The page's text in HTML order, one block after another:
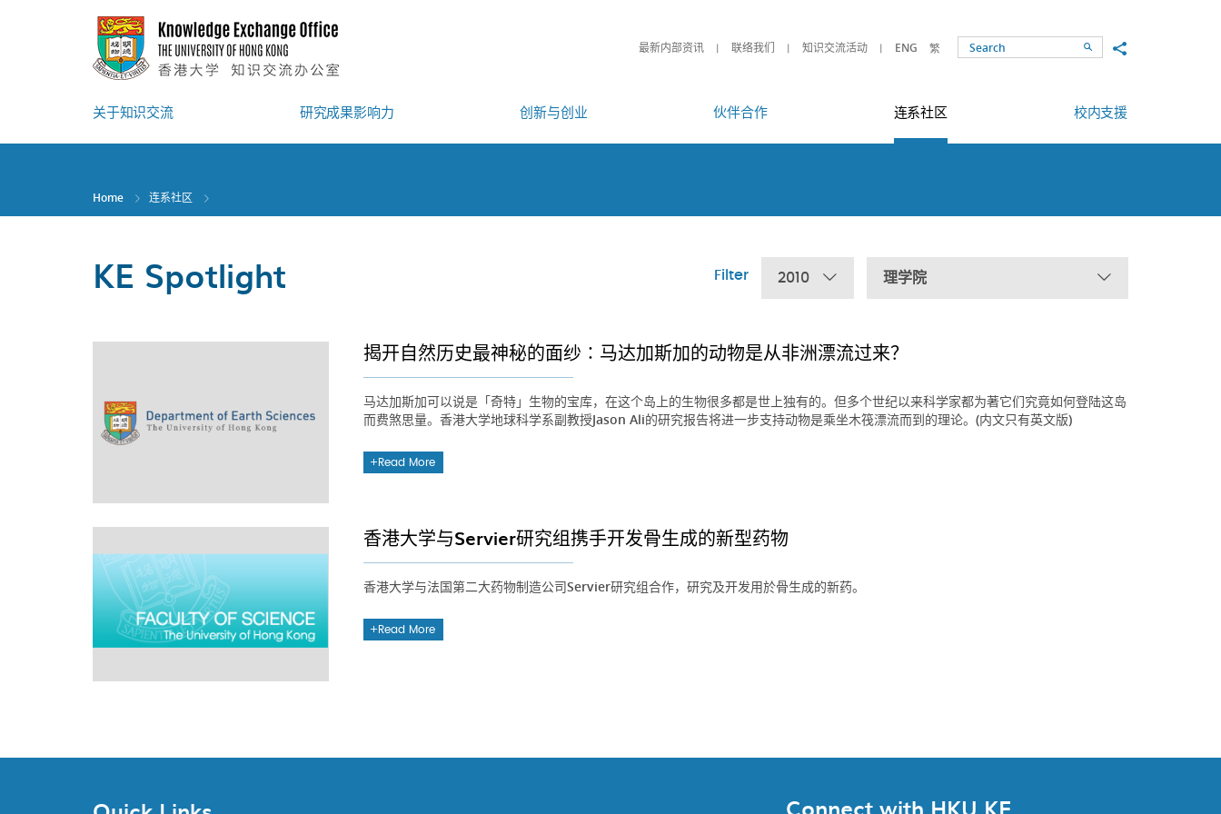
最新内部资讯 联络我们 知识交流活动 ENG 繁 SearchShare to
关于知识交流 研究成果影响力 创新与创业 伙伴合作 连系社区 校内支援
Home 连系社区
KE Spotlight Filter 2010 理学院
揭开自然历史最神秘的面纱∶马达加斯加的动物是从非洲漂流过来？
马达加斯加可以说是「奇特」生物的宝库，在这个岛上的生物很多都是世上独有的。但多个世纪以来科学家都为著它们究竟如何登陆这岛
而费煞思量。香港大学地球科学系副教授Jason Ali的研究报告将进一步支持动物是乘坐木筏漂流而到的理论。(内文只有英文版)
Read More
香港大学与Servier研究组携手开发骨生成的新型药物
香港大学与法国第二大药物制造公司Servier研究组合作，研究及开发用於骨生成的新药。
Read More